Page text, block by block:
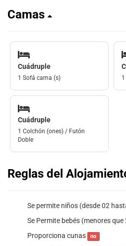
Camas
Cuádruple
1 Sofá cama (s)
Cuádruple
1 Colchón (ones) / Futón
Doble
Reglas del
Se permite niños (desde 02
Se Permite bebés (menores que
Proporciona cunas no